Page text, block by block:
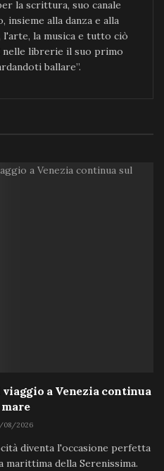
la scrittura, suo canale
alla danza e alla
la musica e tutto ciò
nelle librerie il suo primo
ballare”.
a Venezia continua
08/2026
diventa l'occasione perfetta
della Serenissima.